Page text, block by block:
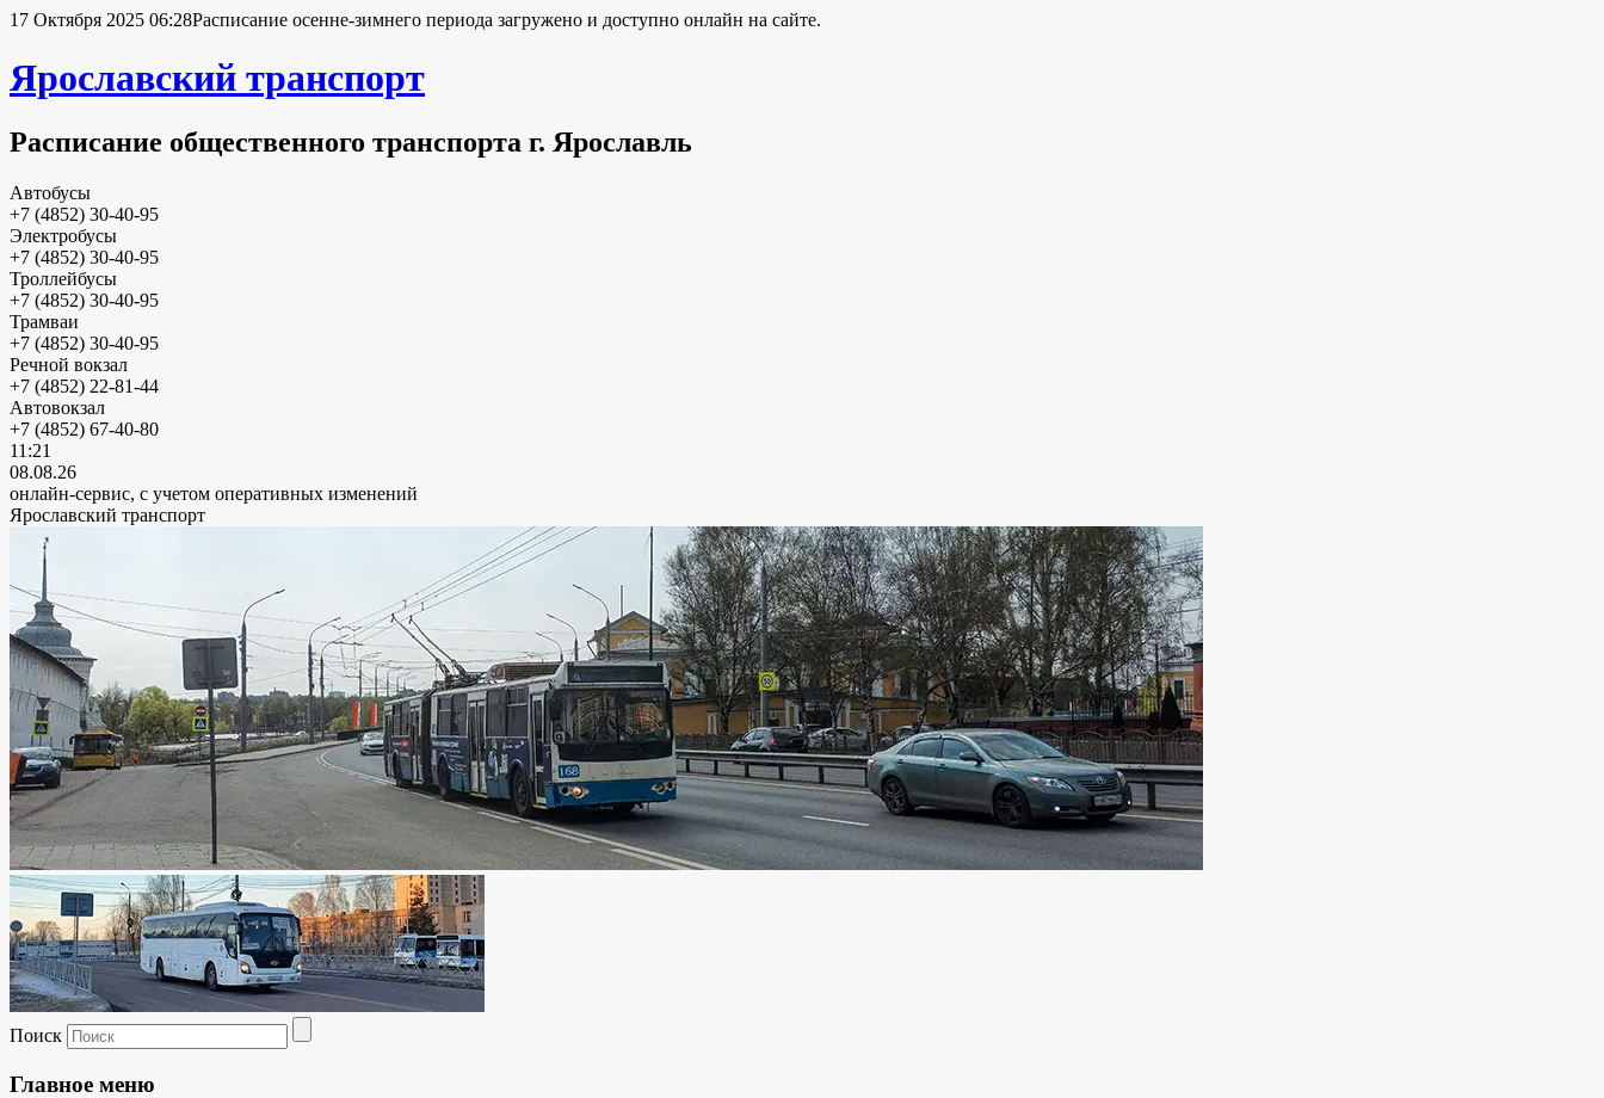
17 Октября 2025 06:28Расписание осенне-зимнего периода загружено и доступно онлайн на сайте.
Ярославский транспорт
Расписание общественного транспорта г. Ярославль
Автобусы
+7 (4852) 30-40-95
Электробусы
+7 (4852) 30-40-95
Троллейбусы
+7 (4852) 30-40-95
Трамваи
+7 (4852) 30-40-95
Речной вокзал
+7 (4852) 22-81-44
Автовокзал
+7 (4852) 67-40-80
11:21
08.08.26
онлайн-сервис, с учетом оперативных изменений
Ярославский транспорт
Поиск
Главное меню